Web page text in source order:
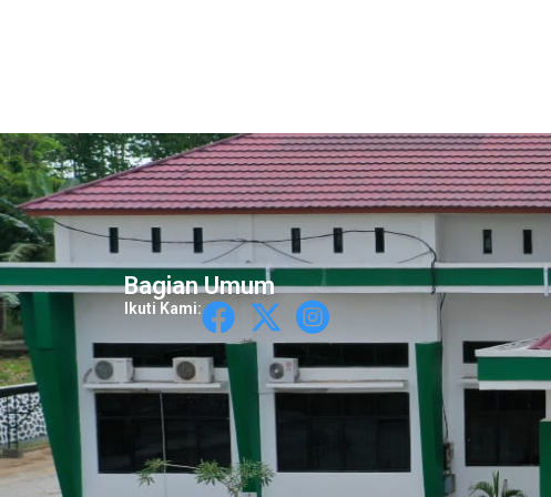
Bagian Umum
Ikuti Kami: